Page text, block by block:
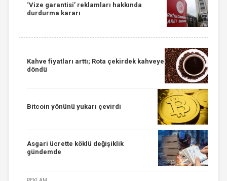
‘Vize garantisi’ reklamları hakkında
durdurma kararı
Kahve fiyatları arttı; Rota çekirdek kahveye
döndü
Bitcoin yönünü yukarı çevirdi
Asgari ücrette köklü değişiklik
gündemde